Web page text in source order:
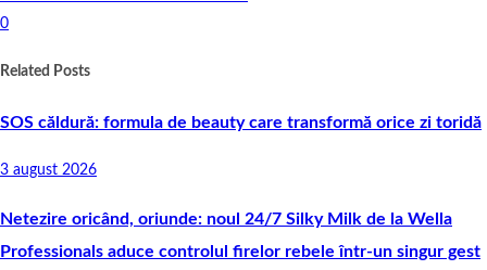
0
Related Posts
SOS căldură: formula de beauty care transformă orice zi toridă
3 august 2026
Netezire oricând, oriunde: noul 24/7 Silky Milk de la Wella
Professionals aduce controlul firelor rebele într-un singur gest